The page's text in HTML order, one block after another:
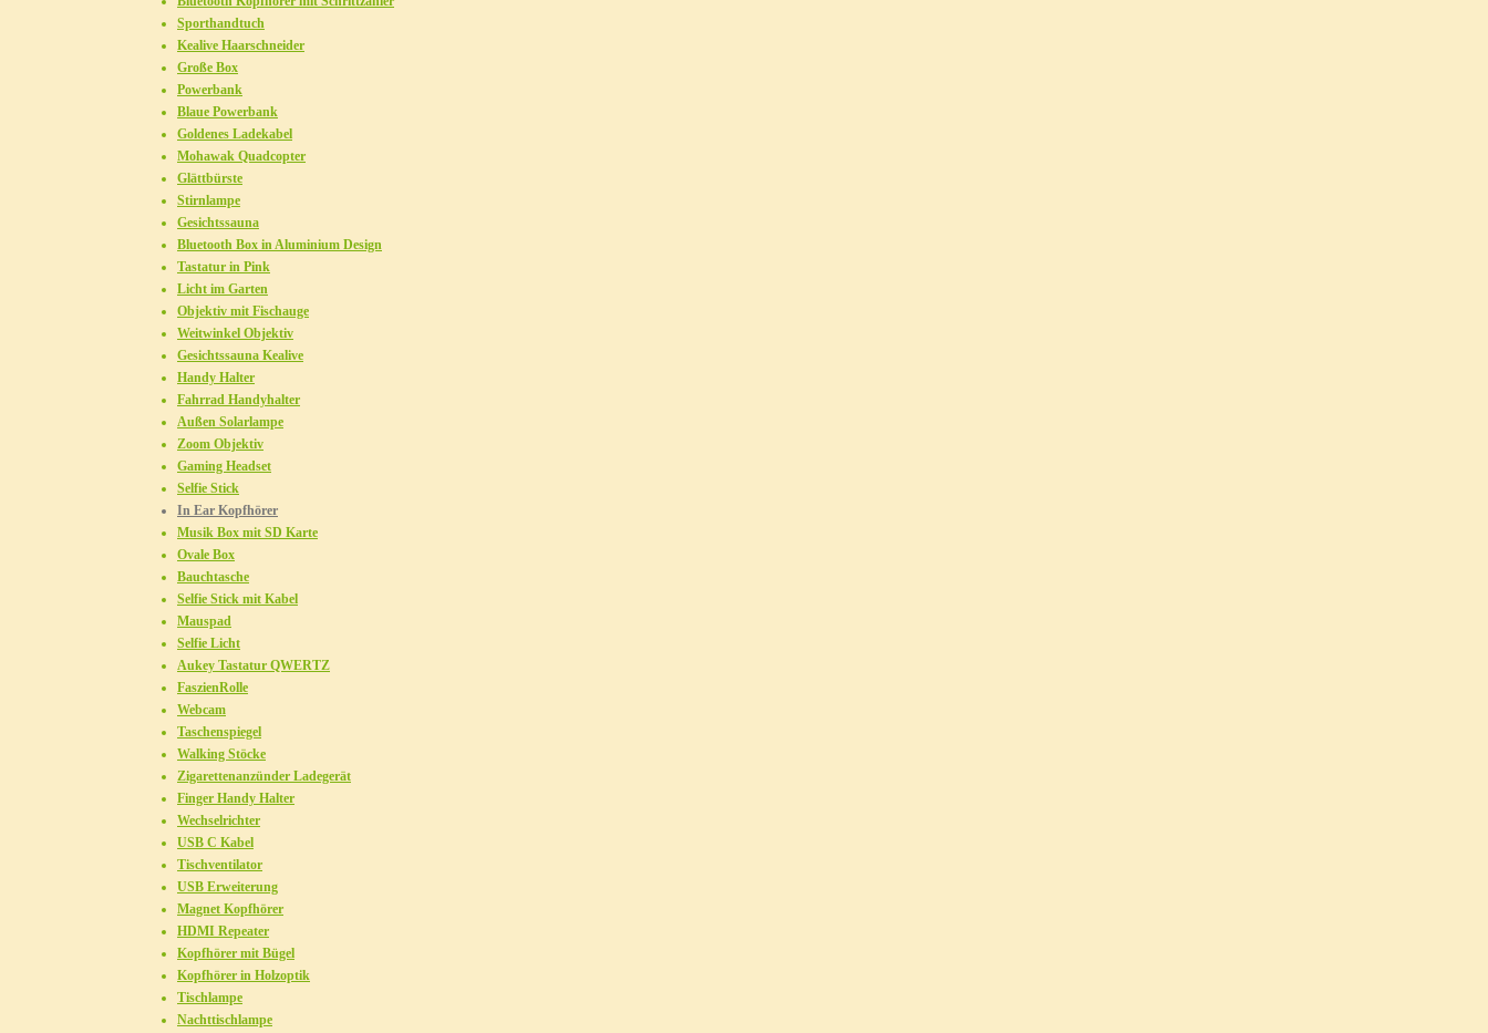
Sporthandtuch
Kealive Haarschneider
Große Box
Powerbank
Blaue Powerbank
Goldenes Ladekabel
Mohawak Quadcopter
Glättbürste
Stirnlampe
Gesichtssauna
Bluetooth Box in Aluminium Design
Tastatur in Pink
Licht im Garten
Objektiv mit Fischauge
Weitwinkel Objektiv
Gesichtssauna Kealive
Handy Halter
Fahrrad Handyhalter
Außen Solarlampe
Zoom Objektiv
Gaming Headset
Selfie Stick
In Ear Kopfhörer
Musik Box mit SD Karte
Ovale Box
Bauchtasche
Selfie Stick mit Kabel
Mauspad
Selfie Licht
Aukey Tastatur QWERTZ
FaszienRolle
Webcam
Taschenspiegel
Walking Stöcke
Zigarettenanzünder Ladegerät
Finger Handy Halter
Wechselrichter
USB C Kabel
Tischventilator
USB Erweiterung
Magnet Kopfhörer
HDMI Repeater
Kopfhörer mit Bügel
Kopfhörer in Holzoptik
Tischlampe
Nachttischlampe